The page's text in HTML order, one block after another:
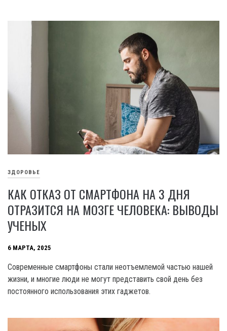
ЗДОРОВЬЕ
КАК ОТКАЗ ОТ СМАРТФОНА НА 3 ДНЯ
ОТРАЗИТСЯ НА МОЗГЕ ЧЕЛОВЕКА: ВЫВОДЫ
УЧЕНЫХ
6 МАРТА, 2025
Современные смартфоны стали неотъемлемой частью нашей
жизни, и многие люди не могут представить свой день без
постоянного использования этих гаджетов.